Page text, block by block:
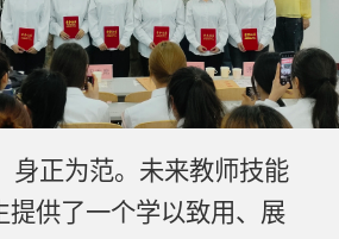
身正为范。未来教师技能
提供了一个学以致用、展